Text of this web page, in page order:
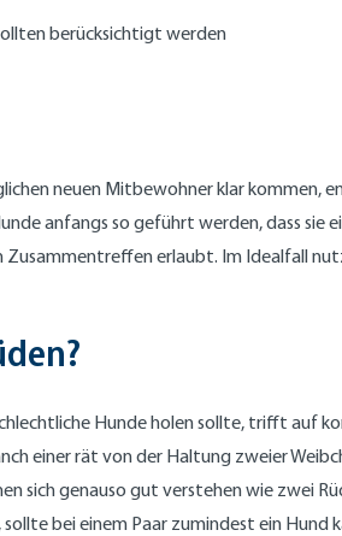
berücksichtigt werden
neuen Mitbewohner klar kommen,
anfangs so geführt werden, dass
Zusammentreffen erlaubt. Im Idealfall
Hunde holen sollte, trifft auf
einer rät von der Haltung zweier
sich genauso gut verstehen wie zwei
bei einem Paar zumindest ein Hund